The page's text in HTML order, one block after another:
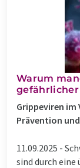
Warum
gefährlicher
Grippeviren
Prävention
11.09.2025 -
sind durch